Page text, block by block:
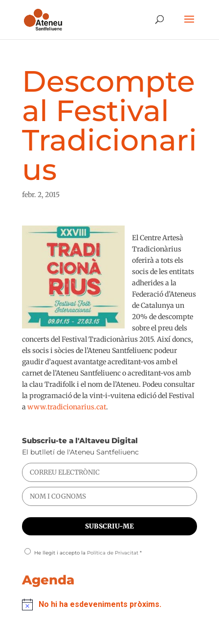
Descompte
al Festival
Tradicionari
us
febr. 2, 2015
El Centre Artesà
Tradicionàrius
oferirà a tots els
socis de les entitats
adherides a la
Federació d’Ateneus
de Catalunya un
20% de descompte
sobre el preu dels
concerts del Festival Tradicionàrius 2015. Així doncs,
els socis i sòcies de l’Ateneu Santfeliuenc podeur
gaudir d’aquest avantatge acreditant-vos amb el
carnet de l’Ateneu Santfeliuenc o acreditant-vos amb
la clau Tradifolk i el nom de l’Ateneu. Podeu consultar
la programació de la vint-i-vuitena edició del Festival
a www.tradicionarius.cat.
Subscriu-te a l'Altaveu Digital
El butlletí de l'Ateneu Santfeliuenc
He llegit i accepto la Política de Privacitat*
Agenda
No hi ha esdeveniments pròxims.